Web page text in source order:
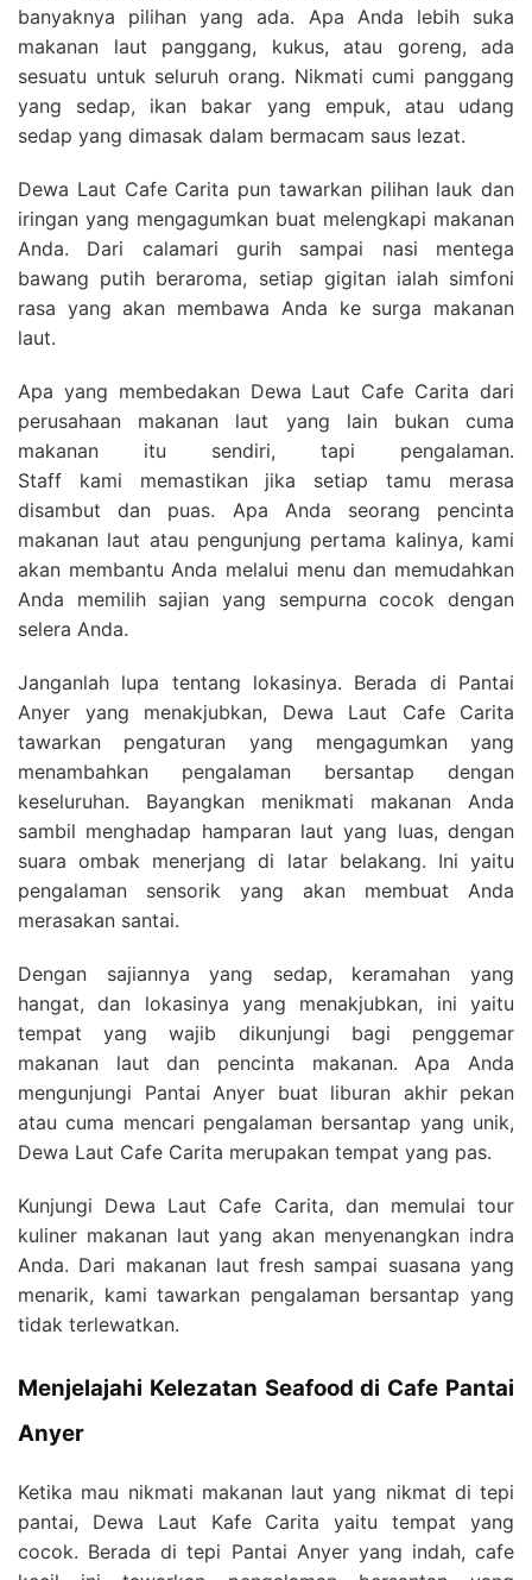
banyaknya pilihan yang ada. Apa Anda lebih suka
makanan laut panggang, kukus, atau goreng, ada
sesuatu untuk seluruh orang. Nikmati cumi panggang
yang sedap, ikan bakar yang empuk, atau udang
sedap yang dimasak dalam bermacam saus lezat.
Dewa Laut Cafe Carita pun tawarkan pilihan lauk dan
iringan yang mengagumkan buat melengkapi makanan
Anda. Dari calamari gurih sampai nasi mentega
bawang putih beraroma, setiap gigitan ialah simfoni
rasa yang akan membawa Anda ke surga makanan
laut.
Apa yang membedakan Dewa Laut Cafe Carita dari
perusahaan makanan laut yang lain bukan cuma
makanan itu sendiri, tapi pengalaman.
Staff kami memastikan jika setiap tamu merasa
disambut dan puas. Apa Anda seorang pencinta
makanan laut atau pengunjung pertama kalinya, kami
akan membantu Anda melalui menu dan memudahkan
Anda memilih sajian yang sempurna cocok dengan
selera Anda.
Janganlah lupa tentang lokasinya. Berada di Pantai
Anyer yang menakjubkan, Dewa Laut Cafe Carita
tawarkan pengaturan yang mengagumkan yang
menambahkan pengalaman bersantap dengan
keseluruhan. Bayangkan menikmati makanan Anda
sambil menghadap hamparan laut yang luas, dengan
suara ombak menerjang di latar belakang. Ini yaitu
pengalaman sensorik yang akan membuat Anda
merasakan santai.
Dengan sajiannya yang sedap, keramahan yang
hangat, dan lokasinya yang menakjubkan, ini yaitu
tempat yang wajib dikunjungi bagi penggemar
makanan laut dan pencinta makanan. Apa Anda
mengunjungi Pantai Anyer buat liburan akhir pekan
atau cuma mencari pengalaman bersantap yang unik,
Dewa Laut Cafe Carita merupakan tempat yang pas.
Kunjungi Dewa Laut Cafe Carita, dan memulai tour
kuliner makanan laut yang akan menyenangkan indra
Anda. Dari makanan laut fresh sampai suasana yang
menarik, kami tawarkan pengalaman bersantap yang
tidak terlewatkan.
Menjelajahi Kelezatan Seafood di Cafe Pantai
Anyer
Ketika mau nikmati makanan laut yang nikmat di tepi
pantai, Dewa Laut Kafe Carita yaitu tempat yang
cocok. Berada di tepi Pantai Anyer yang indah, cafe